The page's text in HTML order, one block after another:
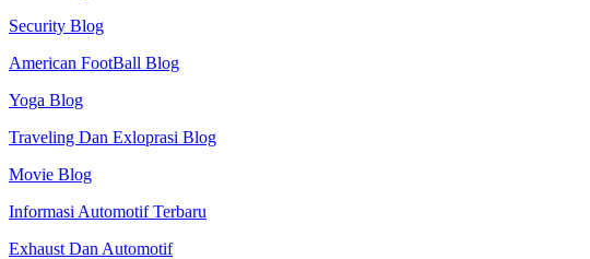
Security Blog
American FootBall Blog
Yoga Blog
Traveling Dan Exloprasi Blog
Movie Blog
Informasi Automotif Terbaru
Exhaust Dan Automotif